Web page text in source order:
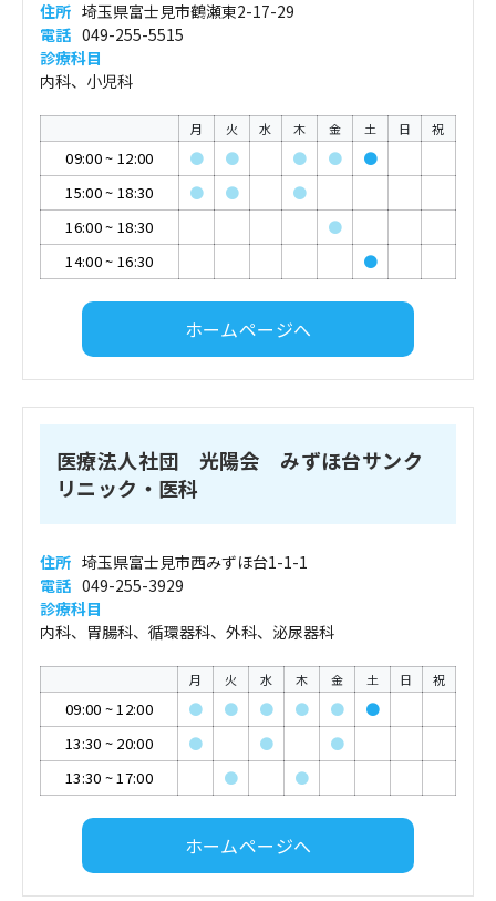
住所 埼玉県富士見市鶴瀬東2-17-29
電話 049-255-5515
診療科目
内科、小児科
月 火 水 木 金 土 日 祝
09:00~ 12:00 ● ● ● ●
●
15:00~ 18:30 ● ●
●
16:00~ 18:30
●
14:00~ 16:30 ●
ホームページへ
医療法人社団 光陽会 みずほ台サンク
リニック・医科
住所 埼玉県富士見市西みずほ台1-1-1
電話 049-255-3929
診療科目
内科、胃腸科、循環器科、外科、泌尿器科
月 火 水 木 金 土 日 祝
09:00 ~12:00 ● ● ● ● ●
●
13:30 ~ 20:00 ● ●
●
13:30 ~17:00 ● ●
ホームページへ